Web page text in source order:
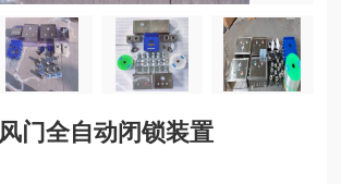
门全自动闭锁装置